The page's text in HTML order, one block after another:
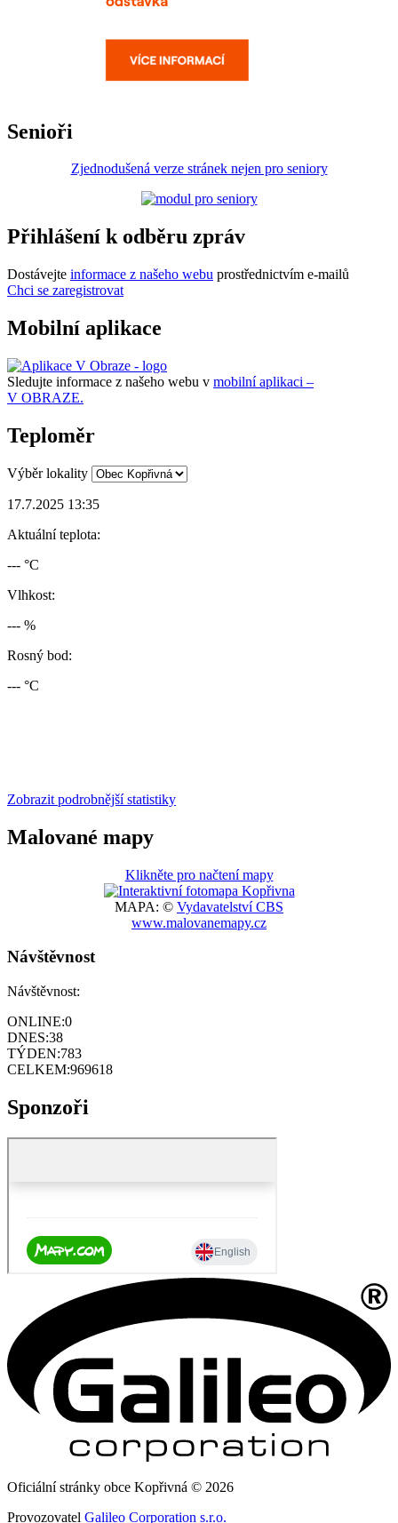
Senioři
Zjednodušená verze stránek nejen pro seniory
Přihlášení k odběru zpráv
Dostávejte informace z našeho webu prostřednictvím e-mailů
Chci se zaregistrovat
Mobilní aplikace
Sledujte informace z našeho webu v mobilní aplikaci –
V OBRAZE.
Teploměr
Výběr lokality
17.7.2025 13:35
Aktuální teplota:
--- °C
Vlhkost:
--- %
Rosný bod:
--- °C
Zobrazit podrobnější statistiky
Malované mapy
Klikněte pro načtení mapy
MAPA: © Vydavatelství CBS
www.malovanemapy.cz
Návštěvnost
Návštěvnost:
ONLINE:0
DNES:38
TÝDEN:783
CELKEM:969618
Sponzoři
Oficiální stránky obce Kopřivná © 2026
Provozovatel Galileo Corporation s.r.o.